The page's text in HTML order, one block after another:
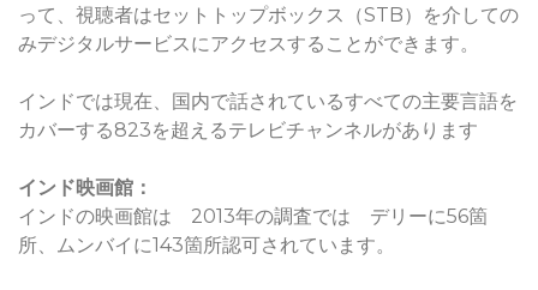
って、視聴者はセットトップボックス（STB）を介しての
みデジタルサービスにアクセスすることができます。
インドでは現在、国内で話されているすべての主要言語を
カバーする823を超えるテレビチャンネルがあります
インド映画館：
インドの映画館は 2013年の調査では デリーに56箇
所、ムンバイに143箇所認可されています。